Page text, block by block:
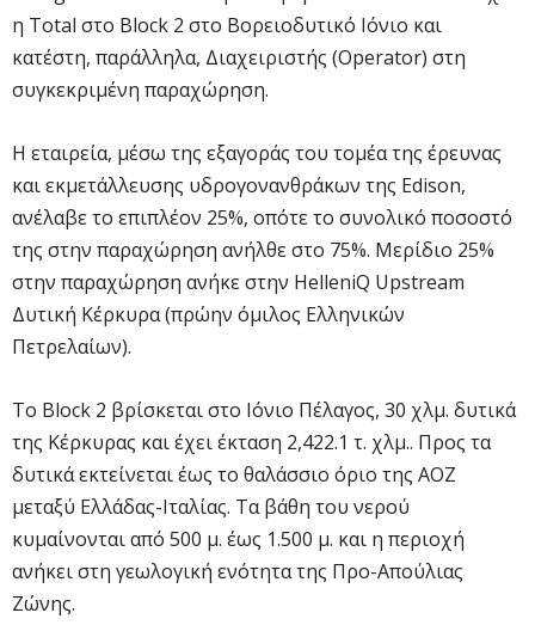
η Τotal στο Block 2 στο Βορειοδυτικό Ιόνιο και
κατέστη, παράλληλα, Διαχειριστής (Οperator) στη
συγκεκριμένη παραχώρηση.
Η εταιρεία, μέσω της εξαγοράς του τομέα της έρευνας
και εκμετάλλευσης υδρογονανθράκων της Edison,
ανέλαβε το επιπλέον 25%, οπότε το συνολικό ποσοστό
της στην παραχώρηση ανήλθε στο 75%. Μερίδιο 25%
στην παραχώρηση ανήκε στην HelleniQ Upstream
Δυτική Κέρκυρα (πρώην όμιλος Ελληνικών
Πετρελαίων).
Το Block 2 βρίσκεται στο Ιόνιο Πέλαγος, 30 χλμ. δυτικά
της Κέρκυρας και έχει έκταση 2,422.1 τ. χλμ.. Προς τα
δυτικά εκτείνεται έως το θαλάσσιο όριο της ΑΟΖ
μεταξύ Ελλάδας-Ιταλίας. Τα βάθη του νερού
κυμαίνονται από 500 μ. έως 1.500 μ. και η περιοχή
ανήκει στη γεωλογική ενότητα της Προ-Απούλιας
Ζώνης.